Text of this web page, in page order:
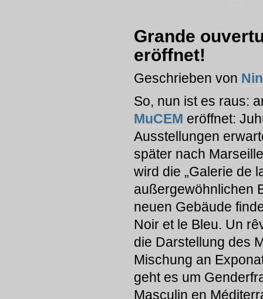
Grande
eröffnet!
Geschrieben von
So, nun ist es raus:
MuCEM eröffnet:
Ausstellungen
später nach
wird die „Galerie de
außergewöhnlichen
neuen Gebäude
Noir et le Bleu. Un
die Darstellung des
Mischung an
geht es um
Masculin en